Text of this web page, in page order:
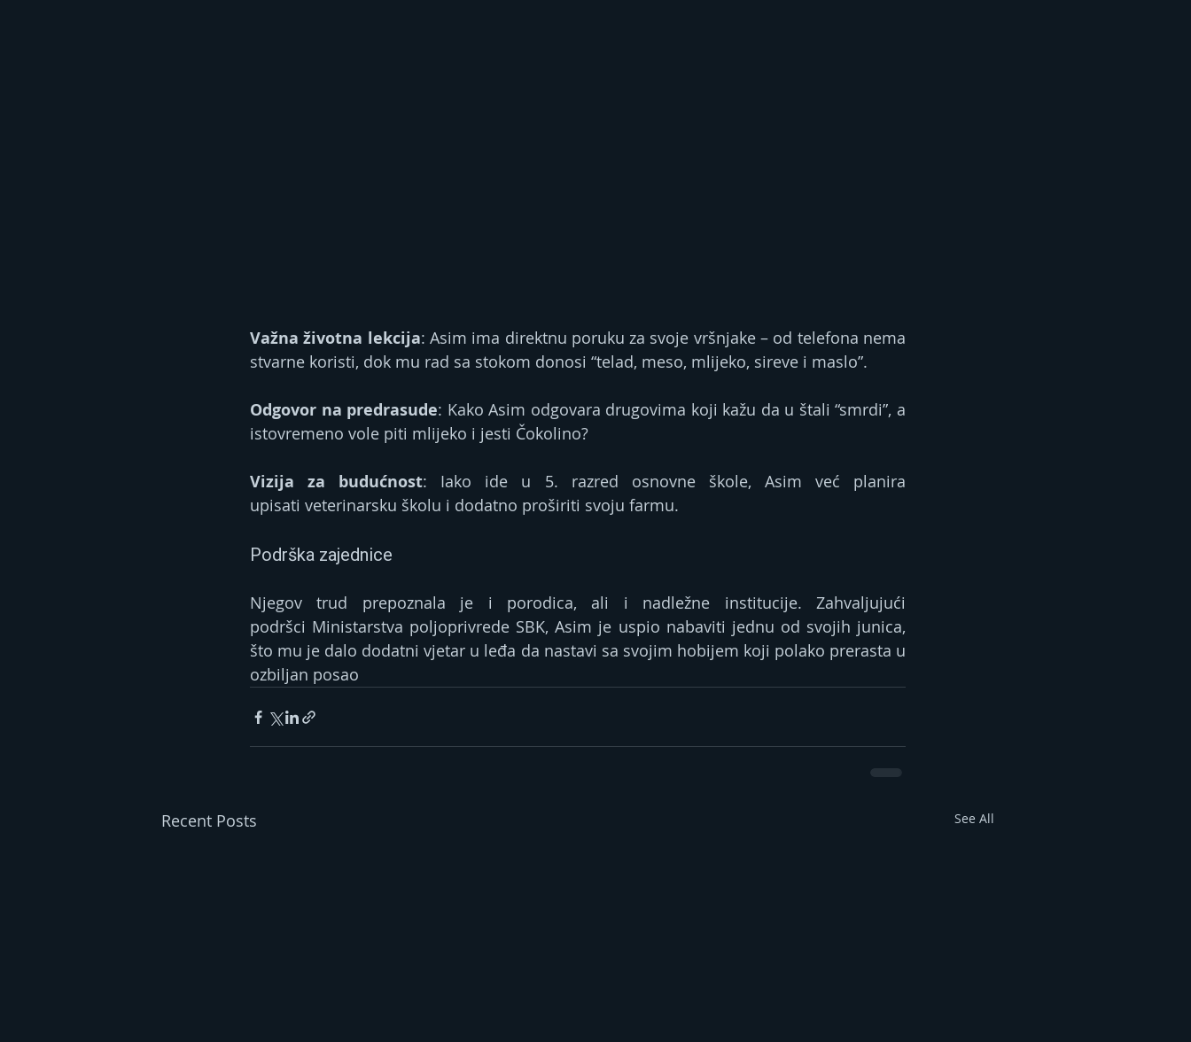
Važna životna lekcija: Asim ima direktnu poruku za svoje vršnjake – od telefona nema
stvarne koristi, dok mu rad sa stokom donosi “telad, meso, mlijeko, sireve i maslo”.
Odgovor na predrasude: Kako Asim odgovara drugovima koji kažu da u štali “smrdi”, a
istovremeno vole piti mlijeko i jesti Čokolino?
Vizija za budućnost: Iako ide u 5. razred osnovne škole, Asim već planira
upisati veterinarsku školu i dodatno proširiti svoju farmu.
Podrška zajednice
Njegov trud prepoznala je i porodica, ali i nadležne institucije. Zahvaljujući
podršci Ministarstva poljoprivrede SBK, Asim je uspio nabaviti jednu od svojih junica,
što mu je dalo dodatni vjetar u leđa da nastavi sa svojim hobijem koji polako prerasta u
ozbiljan posao
Recent Posts See All